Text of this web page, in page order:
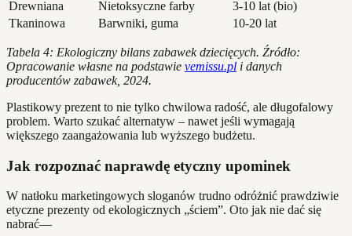
Drewniana
Nietoksyczne farby
3-10 lat (bio)
Tkaninowa
Barwniki, guma 10-20 lat
Tabela 4: Ekologiczny bilans zabawek dziecięcych. Źródło:
Opracowanie własne na podstawie vemissu.pl i danych
producentów zabawek, 2024.
Plastikowy prezent to nie tylko chwilowa radość, ale długofalowy
problem. Warto szukać alternatyw – nawet jeśli wymagają
większego zaangażowania lub wyższego budżetu.
Jak rozpoznać naprawdę etyczny upominek
W natłoku marketingowych sloganów trudno odróżnić prawdziwie
etyczne prezenty od ekologicznych „ściem”. Oto jak nie dać się
nabrać—